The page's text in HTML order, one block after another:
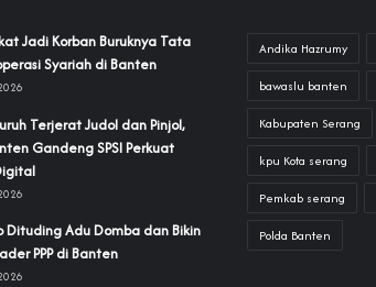
Jadi Korban Buruknya Tata
Syariah di Banten
Terjerat Judol dan Pinjol,
Gandeng SPSI Perkuat
Dituding Adu Domba dan Bikin
PPP di Banten
Andika Hazrumy
bawaslu banten
Kabupaten Serang
kpu Kota serang
Pemkab serang
Polda Banten